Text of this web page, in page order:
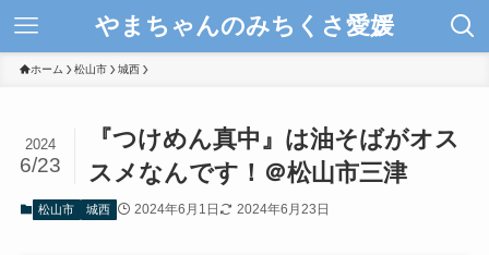
やまちゃんのみちくさ愛媛
ホーム 松山市 城西
『つけめん真中』は油そばがオス
スメなんです！＠松山市三津
2024
6/23
松山市 城西 2024年6月1日 2024年6月23日